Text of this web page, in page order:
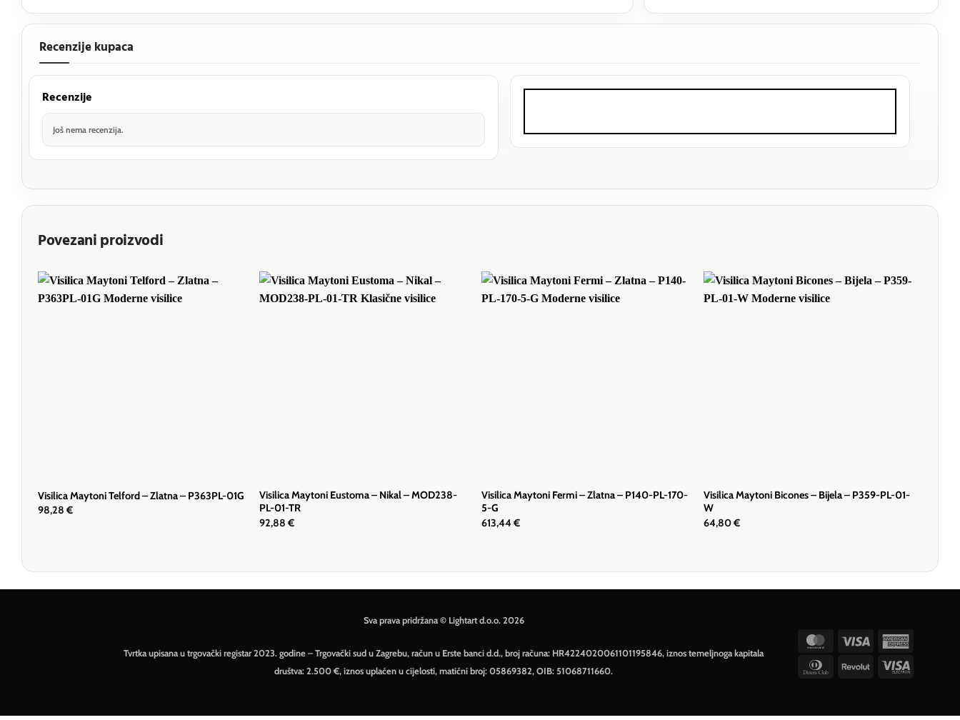
Recenzije kupaca
Recenzije
Još nema recenzija.
Povezani proizvodi
Visilica Maytoni Telford – Zlatna – P363PL-01G
98,28 €
Visilica Maytoni Eustoma – Nikal – MOD238-
PL-01-TR
92,88€
Visilica Maytoni Fermi – Zlatna – P140-PL-170-
5-G
613,44€
Visilica Maytoni Bicones – Bijela – P359-PL-01-
W
64,80€
Sva prava pridržana © Lightart d.o.o. 2026
Tvrtka upisana u trgovački registar 2023. godine – Trgovački sud u Zagrebu, račun u Erste banci d.d., broj računa: HR4224020061101195846, iznos temeljnoga kapitala
društva: 2.500 €, iznos uplaćen u cijelosti, matični broj: 05869382, OIB: 51068711660.
MasterCard
Visa
DinnersRevolutVisa